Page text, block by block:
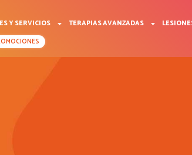
Y SERVICIOS TERAPIAS AVANZADAS